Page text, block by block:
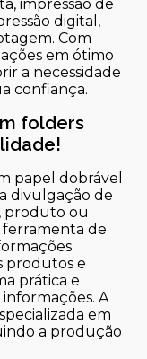
impressão de
digital,
Com
em ótimo
a necessidade
confiança.
folders
papel dobrável
divulgação de
produto ou
ferramenta de
produtos e
prática e
A
em
a produção